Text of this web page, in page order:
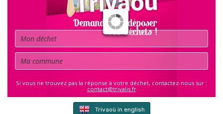
Déchet
Commune
Si vous ne trouvez pas la réponse à votre déchet, contactez-nous sur :
contact@trivalis.fr
Trivaoù in english